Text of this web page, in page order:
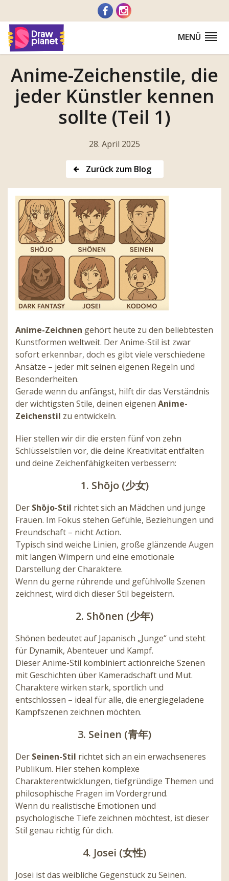
springen
MENÜ
Anime-Zeichenstile, die
jeder Künstler kennen
sollte (Teil 1)
28. April 2025
Zurück zum Blog
Anime-Zeichnen gehört heute zu den beliebtesten
Kunstformen weltweit. Der Anime-Stil ist zwar
sofort erkennbar, doch es gibt viele verschiedene
Ansätze – jeder mit seinen eigenen Regeln und
Besonderheiten.
Gerade wenn du anfängst, hilft dir das Verständnis
der wichtigsten Stile, deinen eigenen Anime-
Zeichenstil zu entwickeln.
Hier stellen wir dir die ersten fünf von zehn
Schlüsselstilen vor, die deine Kreativität entfalten
und deine Zeichenfähigkeiten verbessern:
1. Shōjo (少女)
Der Shōjo-Stil richtet sich an Mädchen und junge
Frauen. Im Fokus stehen Gefühle, Beziehungen und
Freundschaft – nicht Action.
Typisch sind weiche Linien, große glänzende Augen
mit langen Wimpern und eine emotionale
Darstellung der Charaktere.
Wenn du gerne rührende und gefühlvolle Szenen
zeichnest, wird dich dieser Stil begeistern.
2. Shōnen (少年)
Shōnen bedeutet auf Japanisch „Junge“ und steht
für Dynamik, Abenteuer und Kampf.
Dieser Anime-Stil kombiniert actionreiche Szenen
mit Geschichten über Kameradschaft und Mut.
Charaktere wirken stark, sportlich und
entschlossen – ideal für alle, die energiegeladene
Kampfszenen zeichnen möchten.
3. Seinen (青年)
Der Seinen-Stil richtet sich an ein erwachseneres
Publikum. Hier stehen komplexe
Charakterentwicklungen, tiefgründige Themen und
philosophische Fragen im Vordergrund.
Wenn du realistische Emotionen und
psychologische Tiefe zeichnen möchtest, ist dieser
Stil genau richtig für dich.
4. Josei (女性)
Josei ist das weibliche Gegenstück zu Seinen.